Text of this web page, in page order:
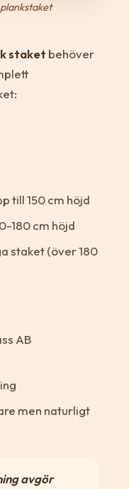
staket behöver
till 150 cm höjd
180 cm höjd
staket (över 180
AB
men naturligt
avgör